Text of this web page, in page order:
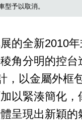
型予以取消。
的全新2010
角分明的控
，以金屬外框
以緊湊簡化
呈現出新穎